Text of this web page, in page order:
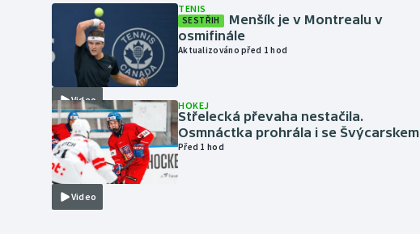
Video
TENIS
SESTŘIH
Menšík je v Montrealu v
osmifinále
Aktualizováno před 1 hod
Video
HOKEJ
Střelecká převaha nestačila.
Osmnáctka prohrála i se Švýcarskem
Před 1 hod